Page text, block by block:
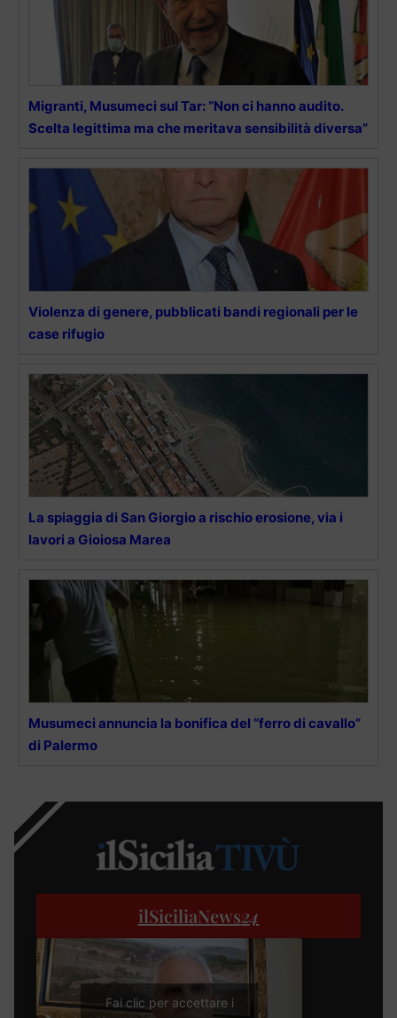
Migranti, Musumeci sul Tar: “Non ci hanno audito.
Scelta legittima ma che meritava sensibilità diversa”
Violenza di genere, pubblicati bandi regionali per le
case rifugio
La spiaggia di San Giorgio a rischio erosione, via i
lavori a Gioiosa Marea
Musumeci annuncia la bonifica del “ferro di cavallo”
di Palermo
ilSiciliaNews24
Fai clic per accettare i